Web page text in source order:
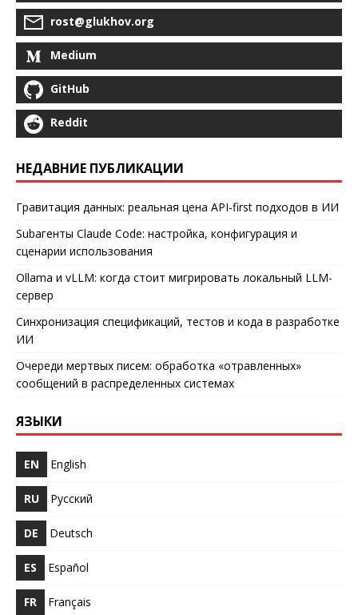
rost@glukhov.org
Medium
GitHub
Reddit
НЕДАВНИЕ ПУБЛИКАЦИИ
Гравитация данных: реальная цена API-first подходов в ИИ
Subагенты Claude Code: настройка, конфигурация и
сценарии использования
Ollama и vLLM: когда стоит мигрировать локальный LLM-
сервер
Синхронизация спецификаций, тестов и кода в разработке
ИИ
Очереди мертвых писем: обработка «отравленных»
сообщений в распределенных системах
ЯЗЫКИ
EN English
RU Русский
DE Deutsch
ES Español
FR Français